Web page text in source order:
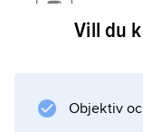
uppkommer
egenskaper
Vill du
Objektiv